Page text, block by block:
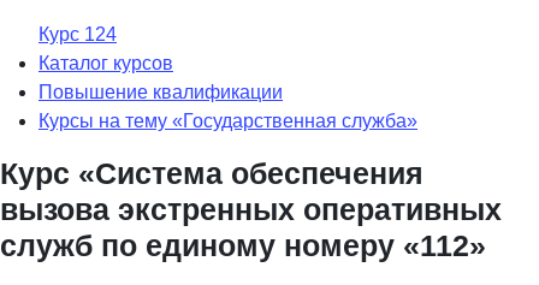
Курс 124
Каталог курсов
Повышение квалификации
Курсы на тему «Государственная служба»
Курс «Система обеспечения
вызова экстренных оперативных
служб по единому номеру «112»